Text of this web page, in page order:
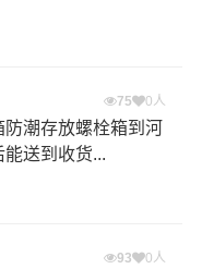
75 0人
潮存放螺栓箱到河
送到收货...
93 0人